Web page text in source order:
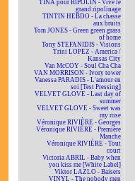
TINA pour RIPOLIN - Vive le
grand ripolinage
TINTIN HEBDO - La chasse
aux bruits
Tom JONES - Green green grass
of home
Tony STEFANIDIS - Visions
Trini LOPEZ - America /
Kansas City
Van McCOY - Soul Cha Cha
VAN MORRISON - Ivory tower
Vanessa PARADIS - L'amour en
soi [Test Pressing]
VELVET GLOVE - Last day of
summer
VELVET GLOVE - Sweet was
my rose
Véronique RIVIÈRE - Georges
Véronique RIVIÈRE - Première
Manche
Véronique RIVIÈRE - Tout
court
Victoria ABRIL - Baby when
you kiss me [White Label]
Viktor LAZLO - Baisers
VINYL - The nobody men